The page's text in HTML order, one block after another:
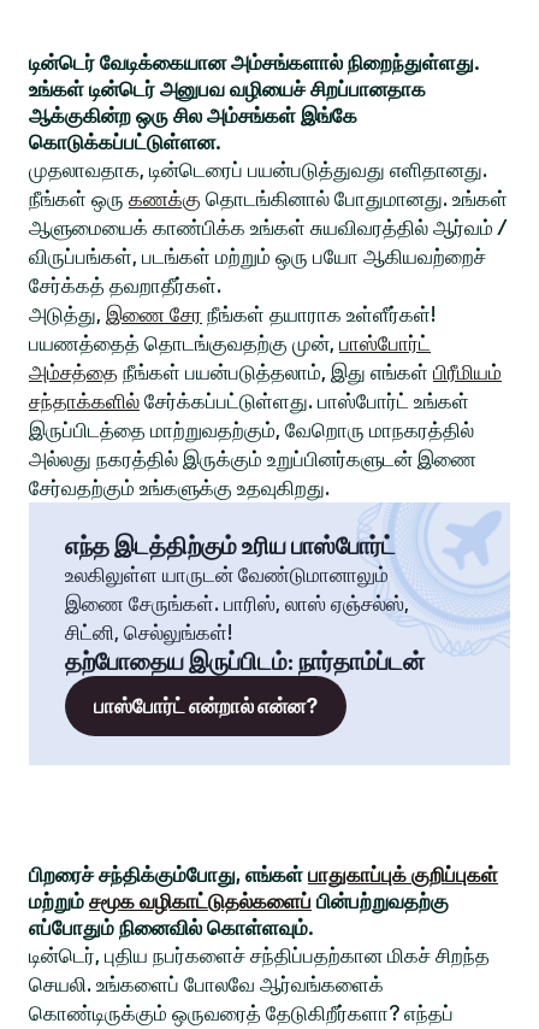
டின்டெர் வேடிக்கையான அம்சங்களால் நிறைந்துள்ளது.
உங்கள் டின்டெர் அனுபவ வழியைச் சிறப்பானதாக
ஆக்குகின்ற ஒரு சில அம்சங்கள் இங்கே
கொடுக்கப்பட்டுள்ளன.
முதலாவதாக, டின்டெரைப் பயன்படுத்துவது எளிதானது.
நீங்கள் ஒரு கணக்கு தொடங்கினால் போதுமானது. உங்கள்
ஆளுமையைக் காண்பிக்க உங்கள் சுயவிவரத்தில் ஆர்வம் /
விருப்பங்கள், படங்கள் மற்றும் ஒரு பயோ ஆகியவற்றைச்
சேர்க்கத் தவறாதீர்கள்.
அடுத்து, இணை சேர நீங்கள் தயாராக உள்ளீர்கள்!
பயணத்தைத் தொடங்குவதற்கு முன், பாஸ்போர்ட்
அம்சத்தை நீங்கள் பயன்படுத்தலாம், இது எங்கள் பிரீமியம்
சந்தாக்களில் சேர்க்கப்பட்டுள்ளது. பாஸ்போர்ட் உங்கள்
இருப்பிடத்தை மாற்றுவதற்கும், வேறொரு மாநகரத்தில்
அல்லது நகரத்தில் இருக்கும் உறுப்பினர்களுடன் இணை
சேர்வதற்கும் உங்களுக்கு உதவுகிறது.
எந்த இடத்திற்கும் உரிய பாஸ்போர்ட்
உலகிலுள்ள யாருடன் வேண்டுமானாலும்
இணை சேருங்கள். பாரிஸ், லாஸ் ஏஞ்சல்ஸ்,
சிட்னி, செல்லுங்கள்!
தற்போதைய இருப்பிடம்: நார்தாம்ப்டன்
பாஸ்போர்ட் என்றால் என்ன?
பிறரைச் சந்திக்கும்போது, எங்கள் பாதுகாப்புக் குறிப்புகள்
மற்றும் சமூக வழிகாட்டுதல்களைப் பின்பற்றுவதற்கு
எப்போதும் நினைவில் கொள்ளவும்.
டின்டெர், புதிய நபர்களைச் சந்திப்பதற்கான மிகச் சிறந்த
செயலி. உங்களைப் போலவே ஆர்வங்களைக்
கொண்டிருக்கும் ஒருவரைத் தேடுகிறீர்களா? எந்தப்